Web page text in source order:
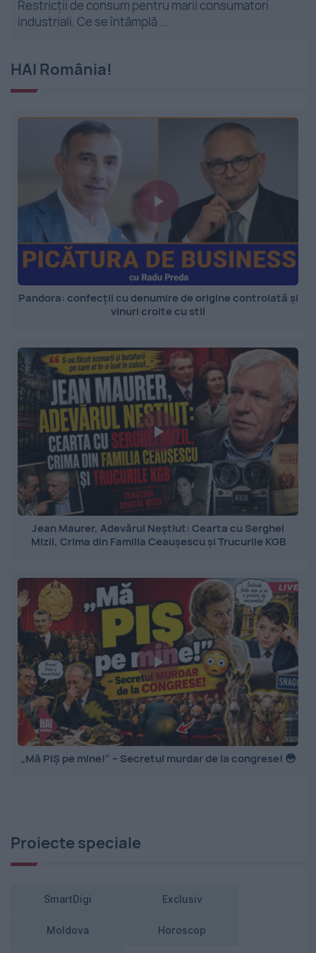
Restricții de consum pentru marii consumatori
industriali. Ce se întâmplă ...
HAI România!
Pandora: confecții cu denumire de origine controlată și
vinuri croite cu stil
Jean Maurer, Adevărul Neștiut: Cearta cu Serghei
Mizil, Crima din Familia Ceaușescu și Trucurile KGB
„Mă PIȘ pe mine!” – Secretul murdar de la congrese! 😳
Proiecte speciale
SmartDigi Exclusiv
Moldova Horoscop